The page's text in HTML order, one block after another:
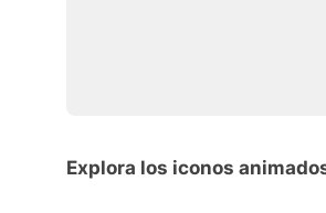
Explora los iconos